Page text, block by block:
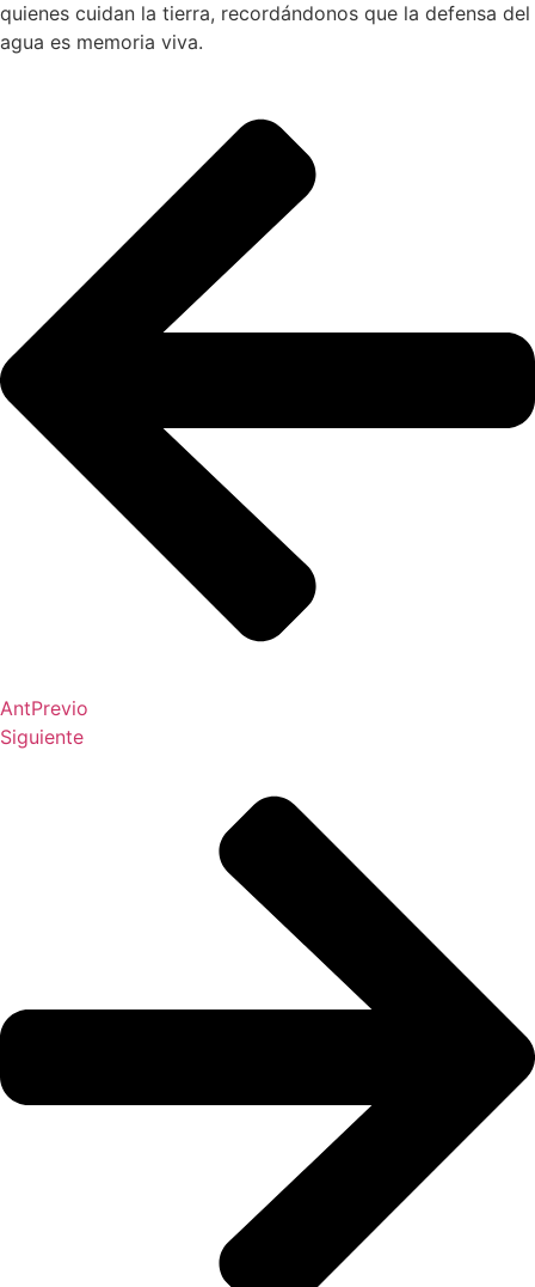
quienes cuidan la tierra, recordándonos que la defensa del
agua es memoria viva.
AntPrevio
Siguiente